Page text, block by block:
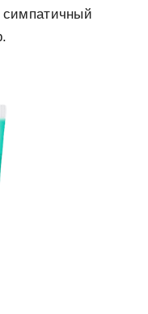
симпатичный